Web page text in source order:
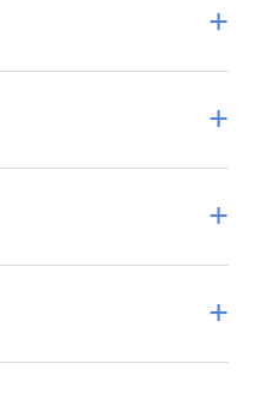
+
+
+
+